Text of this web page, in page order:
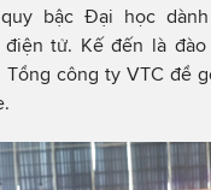
bậc Đại học
tử. Kế đến là
Tổng công ty VTC để